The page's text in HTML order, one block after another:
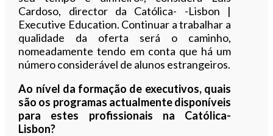
Cardoso, director da Católica- -Lisbon |
Executive Education. Continuar a trabalhar a
qualidade da oferta será o caminho,
nomeadamente tendo em conta que há um
número considerável de alunos estrangeiros.
Ao nível da formação de executivos, quais
são os programas actualmente disponíveis
para estes profissionais na Católica-
Lisbon?